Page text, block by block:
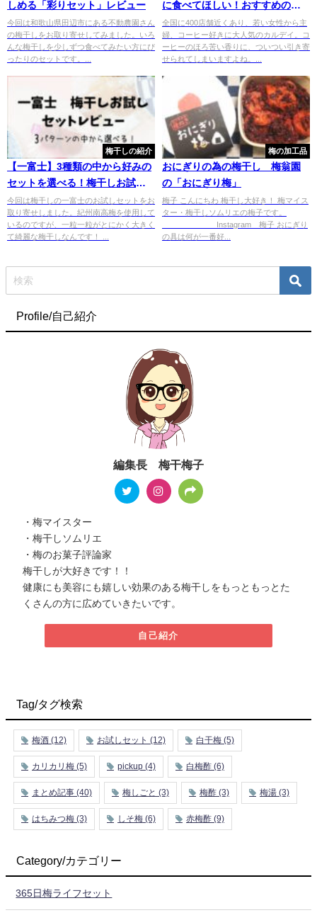
しめる「彩りセット」レビュー
今回は和歌山県田辺市にある不動農園さん
の梅干しをお取り寄せしてみました。いろ
んな梅干しを少しずつ食べてみたい方にぴ
ったりのセットです。...
に食べてほしい！おすすめの梅
商品13選
全国に400店舗近くあり、若い女性から主
婦、コーヒー好きに大人気のカルデイ。コ
ーヒーのほろ苦い香りに、ついつい引き寄
せられてしまいますよね。...
梅干しの紹介
【一富士】3種類の中から好みの
セットを選べる！梅干しお試し
レポート
今回は梅干しの一富士のお試しセットをお
取り寄せしました。紀州南高梅を使用して
いるのですが、一粒一粒がとにかく大きく
て綺麗な梅干しなんです！ ...
梅の加工品
おにぎりの為の梅干し 梅翁園
の「おにぎり梅」
梅子 こんにちわ 梅干し大好き！ 梅マイス
ター・梅干しソムリエの梅子です。
Instagram 梅子 おにぎり
の具は何が一番好...
Profile/自己紹介
編集長 梅干梅子
・梅マイスター
・梅干しソムリエ
・梅のお菓子評論家
梅干しが大好きです！！
健康にも美容にも嬉しい効果のある梅干しをもっともっとた
くさんの方に広めていきたいです。
自己紹介
Tag/タグ検索
梅酒 (12) お試しセット (12) 白干梅 (5)
カリカリ梅 (5) pickup (4) 白梅酢 (6)
まとめ記事 (40) 梅しごと (3) 梅酢 (3) 梅湯 (3)
はちみつ梅 (3) しそ梅 (6) 赤梅酢 (9)
Category/カテゴリー
365日梅ライフセット